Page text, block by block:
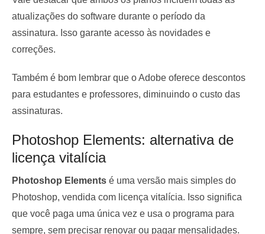
atualizações do software durante o período da
assinatura. Isso garante acesso às novidades e
correções.
Também é bom lembrar que o Adobe oferece descontos
para estudantes e professores, diminuindo o custo das
assinaturas.
Photoshop Elements: alternativa de
licença vitalícia
Photoshop Elements é uma versão mais simples do
Photoshop, vendida com licença vitalícia. Isso significa
que você paga uma única vez e usa o programa para
sempre, sem precisar renovar ou pagar mensalidades.